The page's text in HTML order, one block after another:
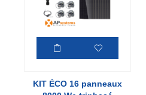
KIT ÉCO 16 panneaux